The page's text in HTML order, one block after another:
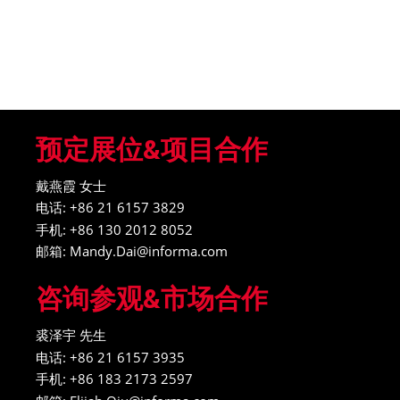
预定展位&项目合作
戴燕霞 女士
电话: +86 21 6157 3829
手机: +86 130 2012 8052
邮箱: Mandy.Dai@informa.com
咨询参观&市场合作
裘泽宇 先生
电话: +86 21 6157 3935
手机: +86 183 2173 2597